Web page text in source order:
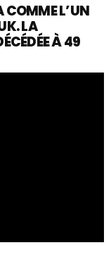
COMME L’UN
LA
À 49